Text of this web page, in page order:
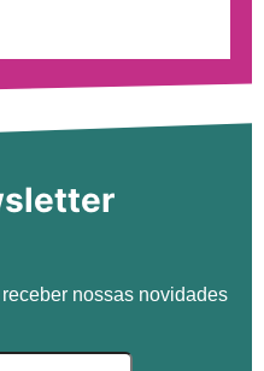
nossas novidades